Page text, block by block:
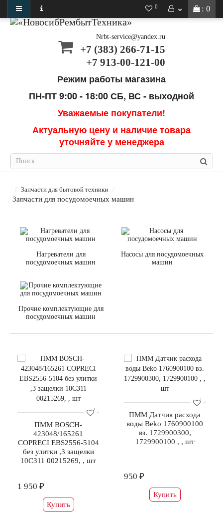
: 0
0
Nrbt-service@yandex.ru
+7 (383) 266-71-15
+7 913-00-121-00
Режим работы магазина
ПН-ПТ 9:00 - 18:00СБ, ВС - выходной
Уважаемые покупатели!
Актуальную цену и наличие товара
уточняйте у менеджера
Запчасти для бытовой техники
Запчасти для посудомоечных машин
Нагреватели для
посудомоечных машин
Насосы для посудомоечных
машин
Прочие комплектующие для
посудомоечных машин
ПММ BOSCH-
423048/165261
COPRECI EBS2556-5104
без улитки ,3 защелки
10СЗ11 00215269, , шт
1 950 ₽
Купить
ПММ Датчик расхода
воды Beko 1760900100
вз. 1729900300,
1729900100 , , шт
950 ₽
Купить